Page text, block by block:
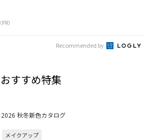
（PR）
Recommended by
おすすめ特集
2026 秋冬新色カタログ
メイクアップ